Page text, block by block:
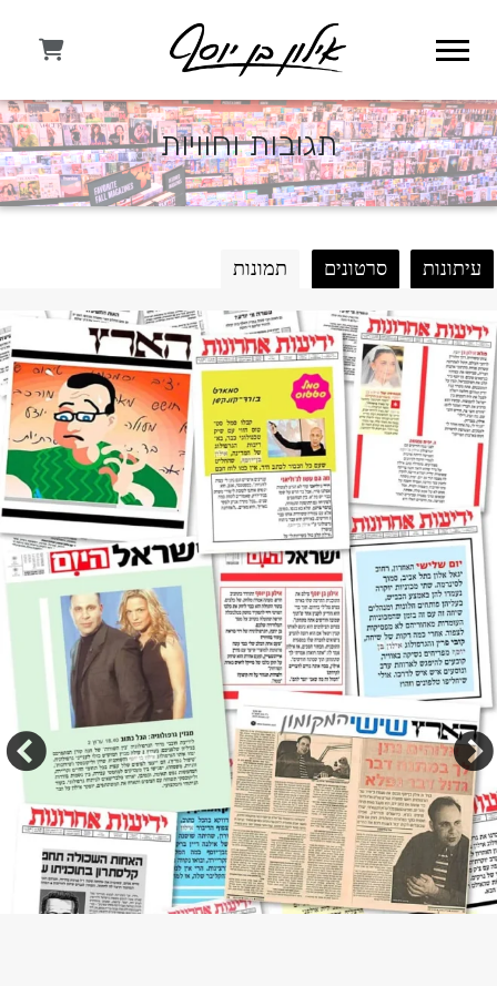
תגובות וחוויות
עיתונות סרטונים תמונות